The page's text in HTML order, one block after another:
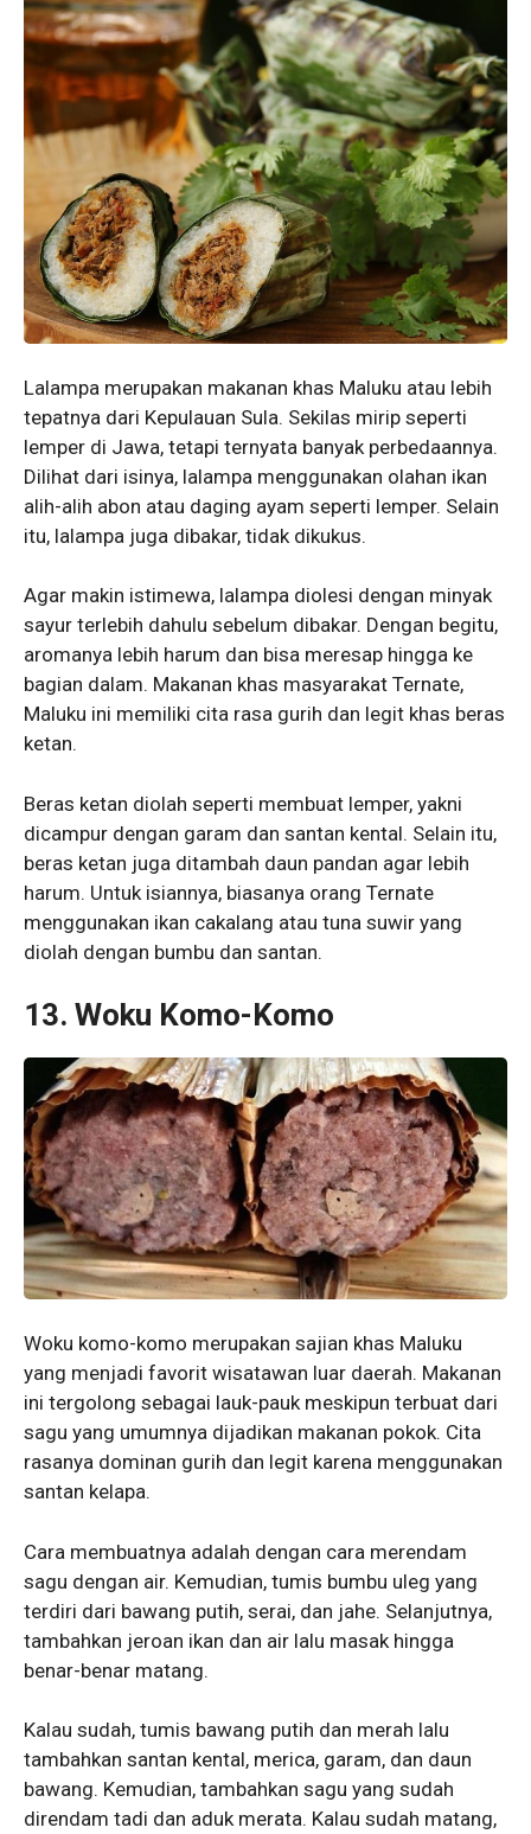
Lalampa merupakan makanan khas Maluku atau lebih
tepatnya dari Kepulauan Sula. Sekilas mirip seperti
lemper di Jawa, tetapi ternyata banyak perbedaannya.
Dilihat dari isinya, lalampa menggunakan olahan ikan
alih-alih abon atau daging ayam seperti lemper. Selain
itu, lalampa juga dibakar, tidak dikukus.
Agar makin istimewa, lalampa diolesi dengan minyak
sayur terlebih dahulu sebelum dibakar. Dengan begitu,
aromanya lebih harum dan bisa meresap hingga ke
bagian dalam. Makanan khas masyarakat Ternate,
Maluku ini memiliki cita rasa gurih dan legit khas beras
ketan.
Beras ketan diolah seperti membuat lemper, yakni
dicampur dengan garam dan santan kental. Selain itu,
beras ketan juga ditambah daun pandan agar lebih
harum. Untuk isiannya, biasanya orang Ternate
menggunakan ikan cakalang atau tuna suwir yang
diolah dengan bumbu dan santan.
13. Woku Komo-Komo
Woku komo-komo merupakan sajian khas Maluku
yang menjadi favorit wisatawan luar daerah. Makanan
ini tergolong sebagai lauk-pauk meskipun terbuat dari
sagu yang umumnya dijadikan makanan pokok. Cita
rasanya dominan gurih dan legit karena menggunakan
santan kelapa.
Cara membuatnya adalah dengan cara merendam
sagu dengan air. Kemudian, tumis bumbu uleg yang
terdiri dari bawang putih, serai, dan jahe. Selanjutnya,
tambahkan jeroan ikan dan air lalu masak hingga
benar-benar matang.
Kalau sudah, tumis bawang putih dan merah lalu
tambahkan santan kental, merica, garam, dan daun
bawang. Kemudian, tambahkan sagu yang sudah
direndam tadi dan aduk merata. Kalau sudah matang,